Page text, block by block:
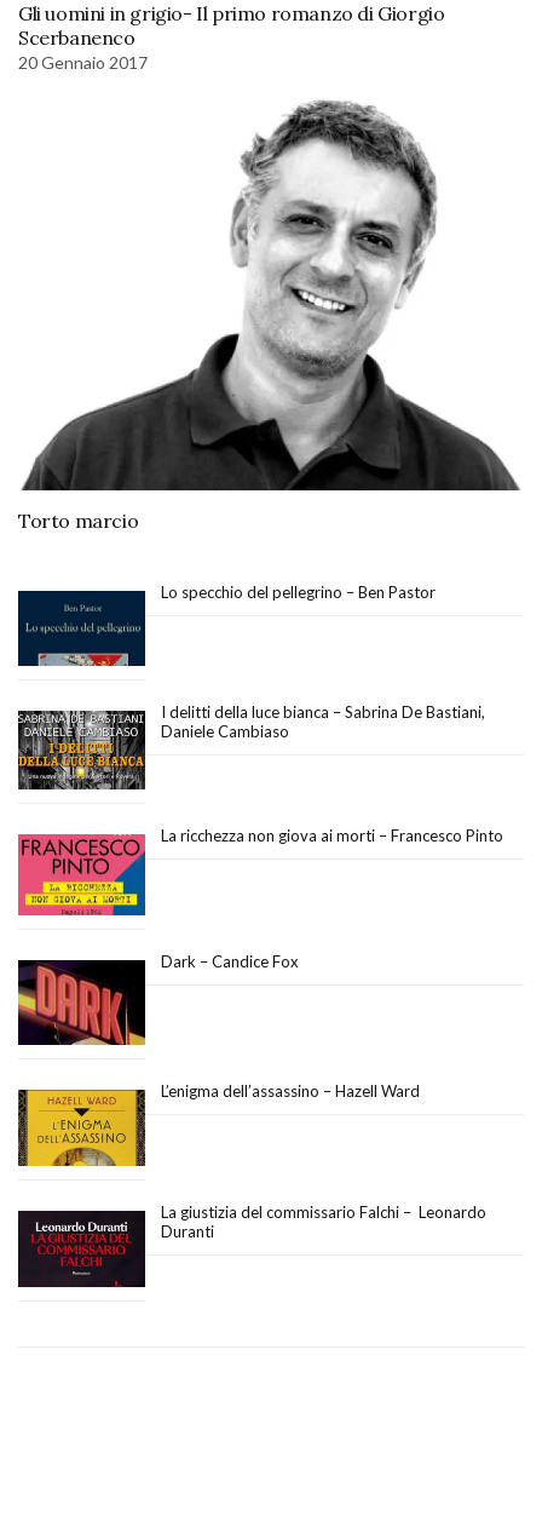
Gli uomini in grigio- Il primo romanzo di Giorgio
Scerbanenco
20 Gennaio 2017
Torto marcio
Lo specchio del pellegrino – Ben Pastor
I delitti della luce bianca – Sabrina De Bastiani,
Daniele Cambiaso
La ricchezza non giova ai morti – Francesco Pinto
Dark – Candice Fox
L’enigma dell’assassino – Hazell Ward
La giustizia del commissario Falchi – Leonardo
Duranti